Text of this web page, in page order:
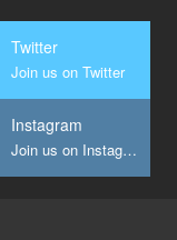
Twitter
Join us on Twitter
Instagram
Join us on Instagram